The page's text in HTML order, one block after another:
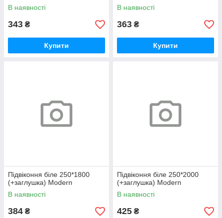
В наявності
343 ₴
Купити
В наявності
363 ₴
Купити
Підвіконня біле 250*1800
(+заглушка) Modern
В наявності
384 ₴
Підвіконня біле 250*2000
(+заглушка) Modern
В наявності
425 ₴